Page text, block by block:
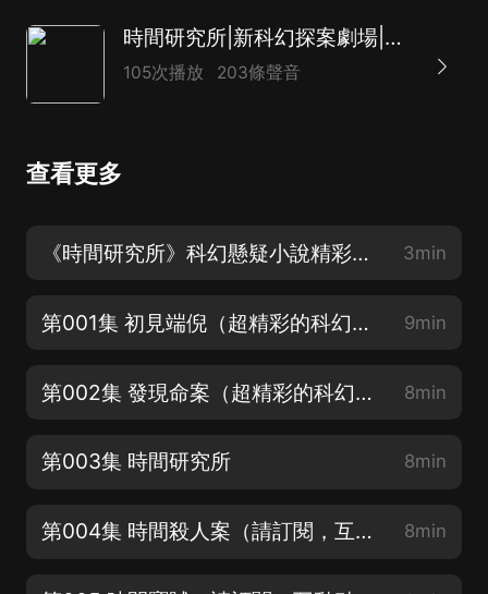
時間研究所|新科幻探案劇場|精品多人有聲劇
105次播放 203條聲音
查看更多
《時間研究所》科幻懸疑小說精彩片花【爆更ING，暖心開始啦】 3min
第001集 初見端倪（超精彩的科幻懸疑故事，耐心哦） 9min
第002集 發現命案（超精彩的科幻懸疑故事，請訂閱，互動，五星評價哦） 8min
第003集 時間研究所 8min
第004集 時間殺人案（請訂閱，互動點讚，五星好評） 8min